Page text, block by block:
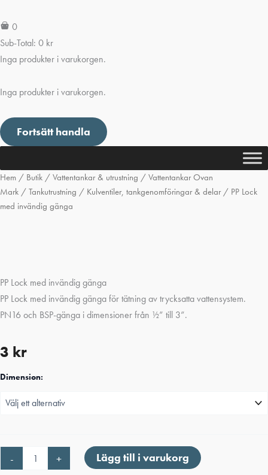
0
Sub-Total: 0 kr
Inga produkter i varukorgen.
Inga produkter i varukorgen.
Fortsätt handla
Hem / Butik / Vattentankar & utrustning / Vattentankar Ovan
Mark / Tankutrustning / Kulventiler, tankgenomföringar & delar/ PP Lock
med invändig gänga
PP Lock med invändig gänga
PP Lock med invändig gänga för tätning av trycksatta vattensystem.
PN16 och BSP-gänga i dimensioner från ½” till 3”.
3 kr
Dimension:
-
Lock
+ Lägg till i varukorg